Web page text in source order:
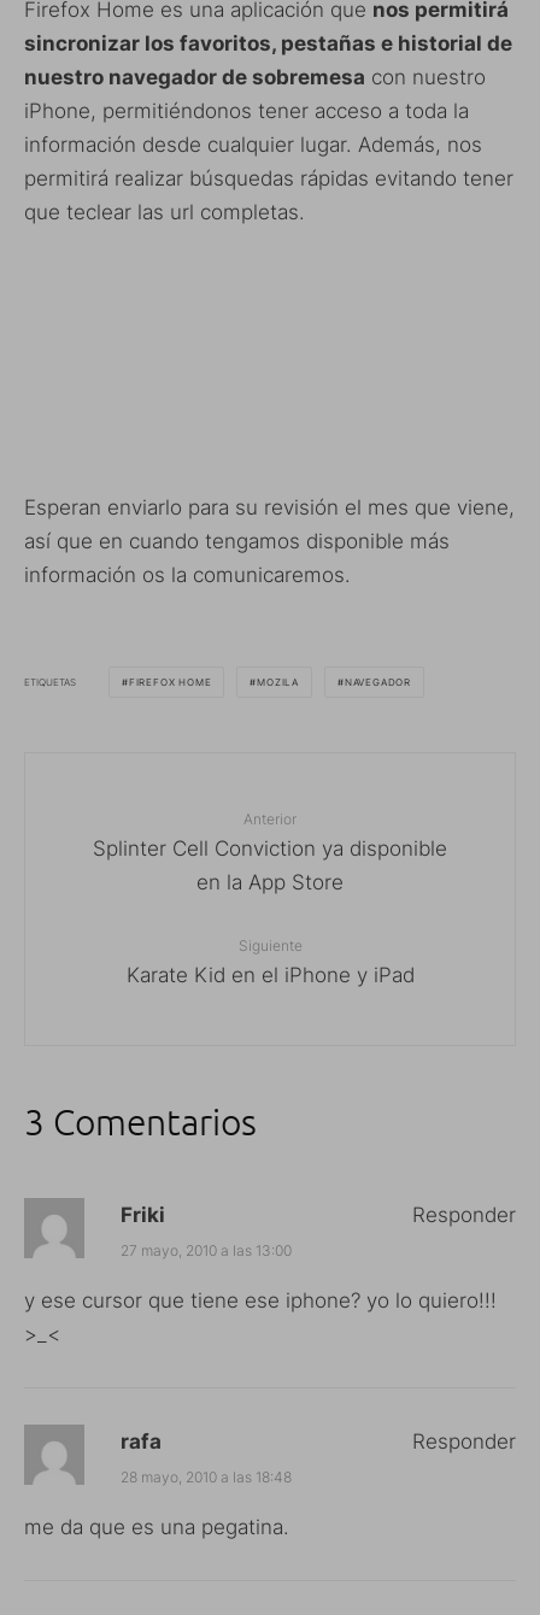
Firefox Home es una aplicación que nos permitirá
sincronizar los favoritos, pestañas e historial de
nuestro navegador de sobremesa con nuestro
iPhone, permitiéndonos tener acceso a toda la
información desde cualquier lugar. Además, nos
permitirá realizar búsquedas rápidas evitando tener
que teclear las url completas.
Esperan enviarlo para su revisión el mes que viene,
así que en cuando tengamos disponible más
información os la comunicaremos.
ETIQUETAS FIREFOX HOME MOZILA NAVEGADOR
Anterior
Splinter Cell Conviction ya disponible
en la App Store
Siguiente
Karate Kid en el iPhone y iPad
3 Comentarios
Friki
27 mayo, 2010 a las 13:00
y ese cursor que tiene ese iphone? yo lo quiero!!!
>_<
Responder
rafa
28 mayo, 2010 a las 18:48
me da que es una pegatina.
Responder